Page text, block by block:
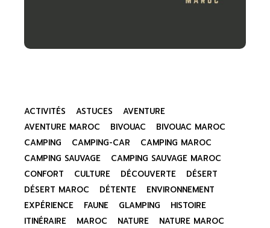
ACTIVITÉS ASTUCES
AVENTURE
AVENTURE MAROC
BIVOUAC
BIVOUAC MAROC
CAMPING
CAMPING-CAR
CAMPING MAROC
CAMPING SAUVAGE
CAMPING SAUVAGE MAROC
CONFORT
CULTURE DÉCOUVERTE
DÉSERT
DÉSERT MAROC
DÉTENTE
ENVIRONNEMENT
EXPÉRIENCE
FAUNE GLAMPING
HISTOIRE
ITINÉRAIRE
MAROC NATURE
NATURE MAROC